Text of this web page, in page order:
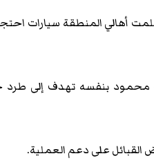
أهالي المنطقة سيارات
محمود بنفسه تهدف إلى طرد
على دعم العملية.